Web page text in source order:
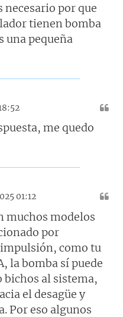
necesario por que
tienen bomba
una pequeña
me quedo
01:12
muchos modelos
por
como tu
la bomba sí puede
al sistema,
el desagüe y
Por eso algunos